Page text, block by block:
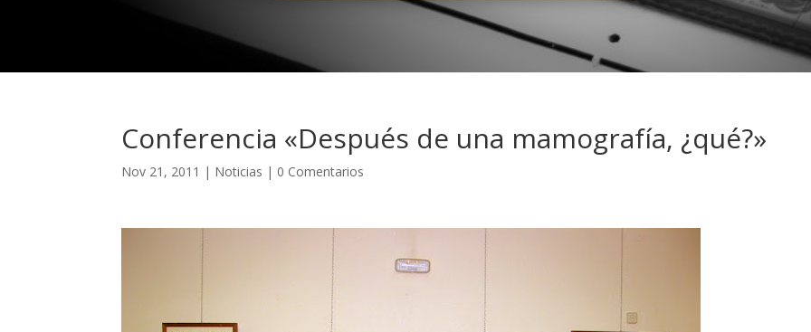
Conferencia «Después de una mamografía, ¿qué?»
Nov 21, 2011 | Noticias | 0 Comentarios